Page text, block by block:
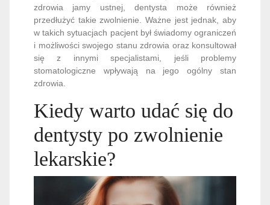
zdrowia jamy ustnej, dentysta może również
przedłużyć takie zwolnienie. Ważne jest jednak, aby
w takich sytuacjach pacjent był świadomy ograniczeń
i możliwości swojego stanu zdrowia oraz konsultował
się z innymi specjalistami, jeśli problemy
stomatologiczne wpływają na jego ogólny stan
zdrowia.
Kiedy warto udać się do
dentysty po zwolnienie
lekarskie?